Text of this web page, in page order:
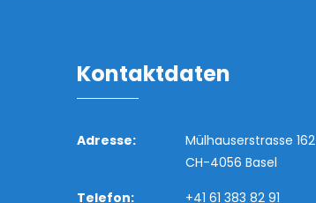
Kontaktdaten
Adresse:
Mülhauserstrasse 162
CH-4056 Basel
Telefon:
+41 61 383 82 91